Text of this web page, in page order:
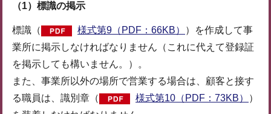
（1）標識の掲示
標識（ 様式第9（PDF：66KB）
）を作成して事
業所に掲示しなければなりません（これに代えて登録証
を掲示しても構いません。）。
また、事業所以外の場所で営業する場合は、顧客と接す
る職員は、識別章（
様式第10（PDF：73KB）
）